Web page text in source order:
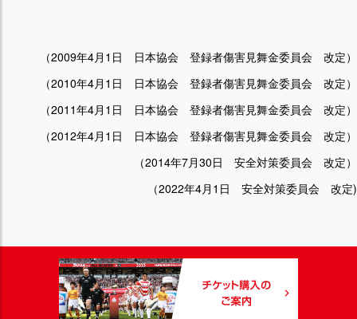
（2009年4月1日 日本協会 登録者傷害見舞金委員会 改定）
（2010年4月1日 日本協会 登録者傷害見舞金委員会 改定）
（2011年4月1日 日本協会 登録者傷害見舞金委員会 改定）
（2012年4月1日 日本協会 登録者傷害見舞金委員会 改定）
（2014年7月30日 安全対策委員会 改定）
（2022年4月1日 安全対策委員会 改定)